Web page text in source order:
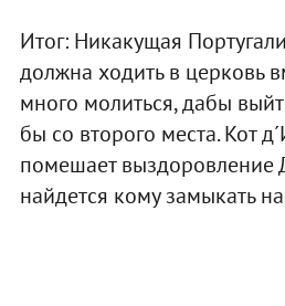
Итог: Никакущая
должна ходить в церковь
много молиться, дабы
бы со второго места. Кот
помешает выздоровление
найдется кому замыкать